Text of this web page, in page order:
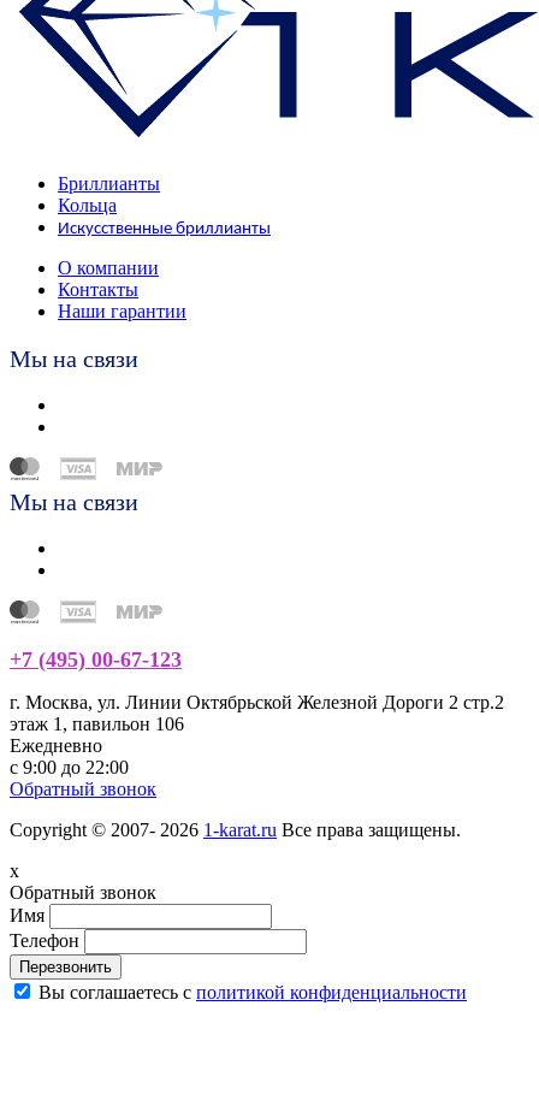
Бриллианты
Кольца
Искусственные бриллианты
О компании
Контакты
Наши гарантии
Мы на связи
Мы на связи
+7 (495) 00-67-123
г. Москва, ул. Линии Октябрьской Железной Дороги 2 стр.2
этаж 1, павильон 106
Ежедневно
с 9:00 до 22:00
Обратный звонок
Copyright © 2007- 2026 1-karat.ru Все права защищены.
x
Обратный звонок
Имя
Телефон
Перезвонить
Вы соглашаетесь с политикой конфиденциальности